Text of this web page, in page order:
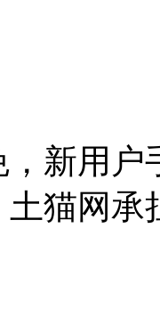
新用户
土猫网承